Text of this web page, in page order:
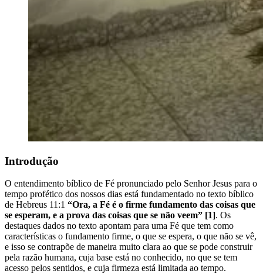
Introdução
O entendimento bíblico de Fé pronunciado pelo Senhor Jesus para o
tempo profético dos nossos dias está fundamentado no texto bíblico
de Hebreus 11:1 “Ora, a Fé é o firme fundamento das coisas que
se esperam, e a prova das coisas que se não veem” [1]. Os
destaques dados no texto apontam para uma Fé que tem como
características o fundamento firme, o que se espera, o que não se vê,
e isso se contrapõe de maneira muito clara ao que se pode construir
pela razão humana, cuja base está no conhecido, no que se tem
acesso pelos sentidos, e cuja firmeza está limitada ao tempo.